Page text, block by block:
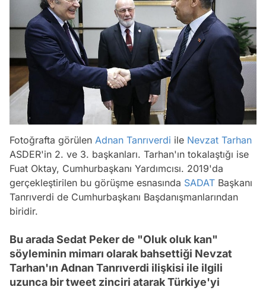
Fotoğrafta görülen Adnan Tanrıverdi ile Nevzat Tarhan
ASDER'in 2. ve 3. başkanları. Tarhan'ın tokalaştığı ise
Fuat Oktay, Cumhurbaşkanı Yardımcısı. 2019'da
gerçekleştirilen bu görüşme esnasında SADAT Başkanı
Tanrıverdi de Cumhurbaşkanı Başdanışmanlarından
biridir.
Bu arada Sedat Peker de "Oluk oluk kan"
söyleminin mimarı olarak bahsettiği Nevzat
Tarhan'ın Adnan Tanrıverdi ilişkisi ile ilgili
uzunca bir tweet zinciri atarak Türkiye'yi